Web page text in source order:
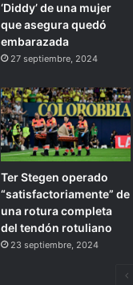
‘Diddy’ de una mujer
que asegura quedó
embarazada
27 septiembre, 2024
Ter Stegen operado
“satisfactoriamente” de
una rotura completa
del tendón rotuliano
23 septiembre, 2024